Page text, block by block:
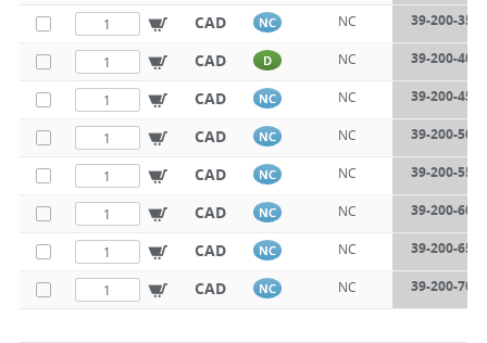
CAD NC NC 39-200-350
CAD D NC 39-200-400
CAD NC NC 39-200-450
CAD NC NC 39-200-500
CAD NC NC 39-200-550
CAD NC NC 39-200-600
CAD NC NC 39-200-650
CAD NC NC 39-200-700